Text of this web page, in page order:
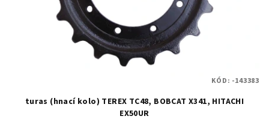
turas (hnací kolo) TEREX TC48, BOBCAT X341, HITACHI
EX50UR
KÓD: -143383